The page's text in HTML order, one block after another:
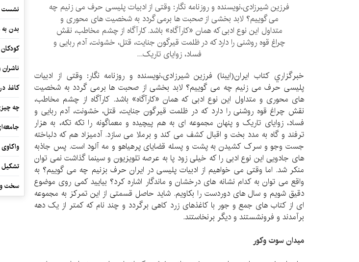
فرزین شیرزادی،نويسنده و روزنامه نگار: وقتی از ادبیات پلیسی حرف می زنیم چه
می گوییم؟ لابد بخشی از صحبت ها برمی گردد به شخصیت های محوری و
متداول این نوع ادبی که همان «کارآگاه» باشد. کارآگاه از چشم مخاطب، نقش
چراغ قوه روشنی را دارد که در ظلمت قیرگون جنایت، قتل، خشونت، آدم ربایی و
فساد، زوایای تاریک...
خبرگزاري كتاب ايران(ايبنا) فرزین شیرزادی،نويسنده و روزنامه نگار: وقتی از ادبیات
پلیسی حرف می زنیم چه می گوییم؟ لابد بخشی از صحبت ها برمی گردد به شخصیت
های محوری و متداول این نوع ادبی که همان «کارآگاه» باشد. کارآگاه از چشم مخاطب،
نقش چراغ قوه روشنی را دارد که در ظلمت قیرگون جنایت، قتل، خشونت، آدم ربایی و
فساد، زوایای تاریک و پنهان مجموعه ای به هم پیچیده و معماگونه را تکه تکه، به هزار
ترفند و گاه به مدد بخت و اقبال کشف می کند و برملا می سازد. آدمیزاد هم که دلباخته
جست وجو و سرک کشیدن به پشت و پسله قضایای پرهیاهو و مه آلود است. پس جاذبه
های جادویی این نوع ادبی را که خیلی زود پا به عرصه تلویزیون و سینما گذاشت نمی توان
منکر شد. اما وقتی می خواهیم از ادبیات پلیسی در ایران حرف بزنیم چه می گوییم؟ به
واقع می توان به کدام نشانه های درخشان و ماندگار اشاره کرد؟ بیایید کمی روی موضوع
دقیق شویم و سال های دوردست را بکاویم. شاید حاصل قسمتی از این تمرکز به مجموعه
ای از کتاب های جمع و جور با کاغذهای زرد کاهی برگردد و چند نام که کمتر از یک دهه
برآمدند و فرونشستند و دیگر برنخاستند.
میدان سوت وکور
نشست
بدن
کاغذ
چه
تشکیل
سخت